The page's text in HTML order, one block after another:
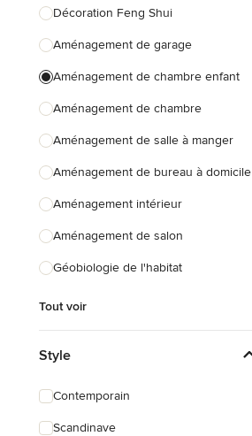
Décorateurs d'intérieur
Home organisers
Tout voir
Décoration Feng Shui
Aménagement de garage
Aménagement de chambre enfant
Aménagement de chambre
Aménagement de salle à manger
Aménagement de bureau à domicile
Aménagement intérieur
Aménagement de salon
Géobiologie de l'habitat
Tout voir
Style
Contemporain
Scandinave